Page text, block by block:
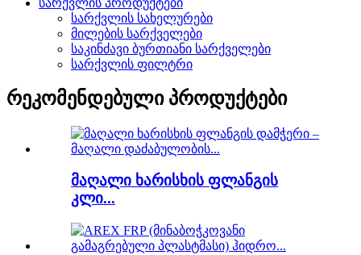
სარქვლის სახელურები
მილების სარქველები
საკინძავი ბურთიანი სარქველები
სარქვლის ფილტრი
რეკომენდებული პროდუქტები
მაღალი ხარისხის ფლანგის
კლი...